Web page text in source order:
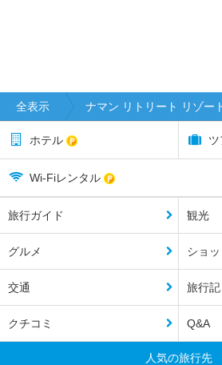
全表示 ナマン リトリート リゾー
ホテル ツ
Wi-Fiレンタル
旅行ガイド 観光
グルメ ショ
交通 旅行記
クチコミ Q&A
人気の旅行先